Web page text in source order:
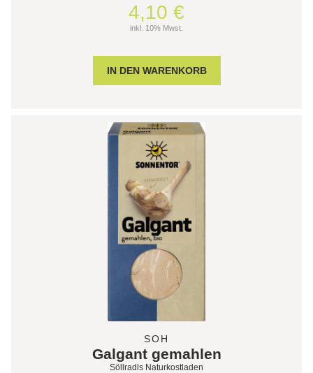
4,10 €
inkl. 10% Mwst.
SOH
Galgant gemahlen
Söllradls Naturkostladen